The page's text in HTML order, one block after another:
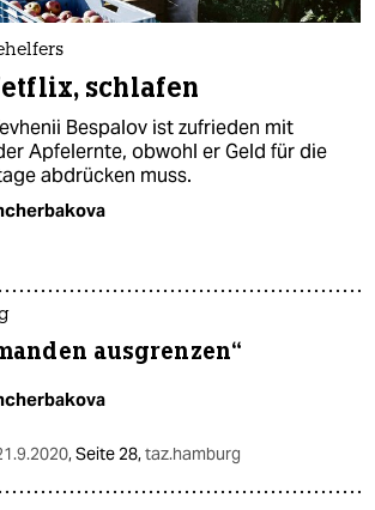
schlafen
Bespalov ist zufrieden mit
Apfelernte, obwohl er Geld für die
abdrücken muss.
ausgrenzen“
,Seite 28,taz.hamburg